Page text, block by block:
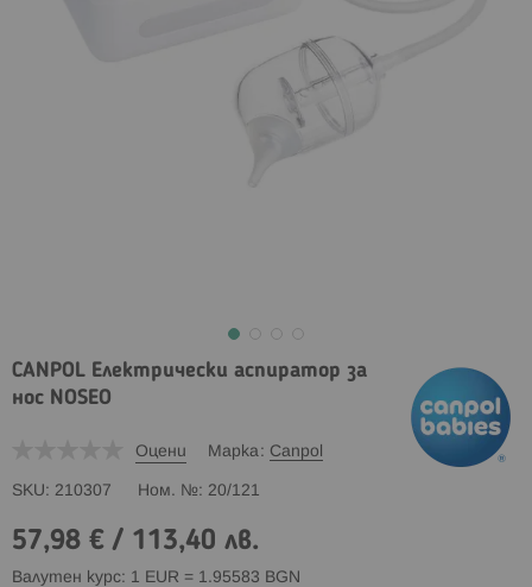
CANPOL Електрически аспиратор за
нос NOSEO
Оцени Марка Canpol
SKU 210307 Ном. № 20/121
57,98 € / 113,40 лв.
Валутен курс: 1 EUR = 1.95583 BGN